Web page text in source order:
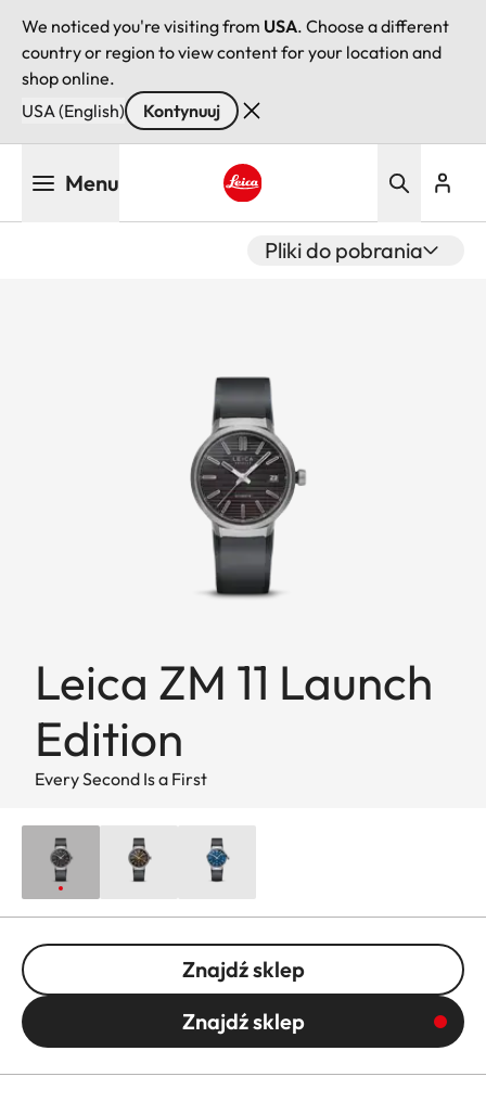
We noticed you're visiting from USA. Choose a different
country or region to view content for your location and
shop online.
USA (English)
Kontynuuj
Menu
Pliki do pobrania
Leica ZM 11 Launch
Edition
Every Second Is a First
Znajdź sklep
Znajdź sklep